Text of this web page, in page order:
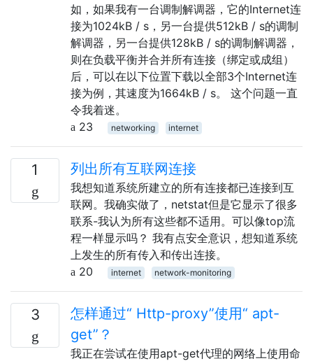
如，如果我有一台调制解调器，它的Internet连
接为1024kB / s，另一台提供512kB / s的调制
解调器，另一台提供128kB / s的调制解调器，
则在负载平衡并合并所有连接（绑定或​​成组）
后，可以在以下位置下载以全部3个Internet连
接为例，其速度为1664kB / s。 这个问题一直
令我着迷。
23
networking internet
1 列出所有互联网连接
我想知道系统所建立的所有连接都已连接到互
联网。我确实做了，netstat但是它显示了很多
联系-我认为所有这些都不适用。可以像top流
程一样显示吗？ 我有点安全意识，想知道系统
上发生的所有传入和传出连接。
20
internet network-monitoring
3
怎样通过“ Http-proxy”使用“ apt-
get”？
我正在尝试在使用apt-get代理的网络上使用命